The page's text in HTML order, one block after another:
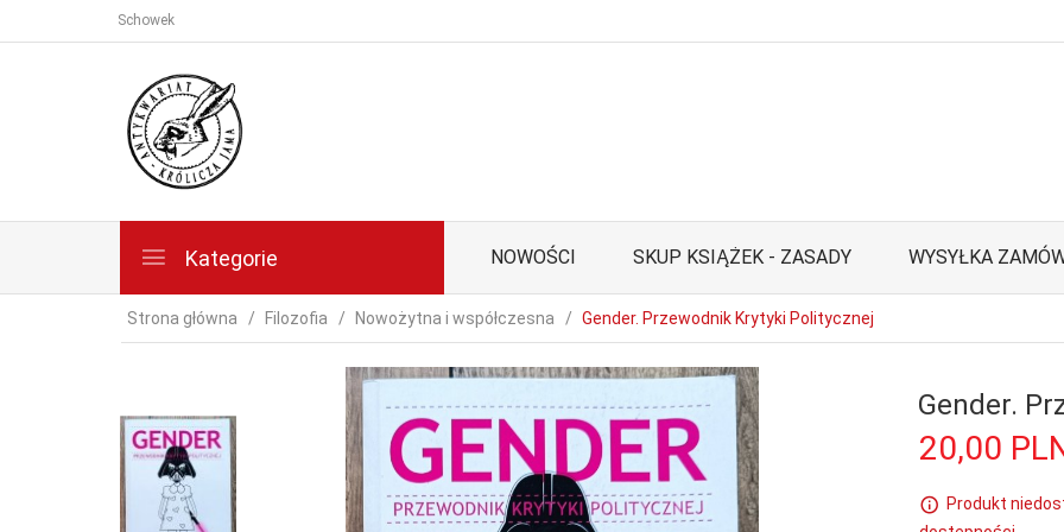
Schowek
Kategorie NOWOŚCI SKUP KSIĄŻEK - ZASADY WYSYŁKA
Strona główna Filozofia Nowożytna i współczesna Gender. Przewodnik Krytyki Politycznej
Gender.
20,00
Produkt